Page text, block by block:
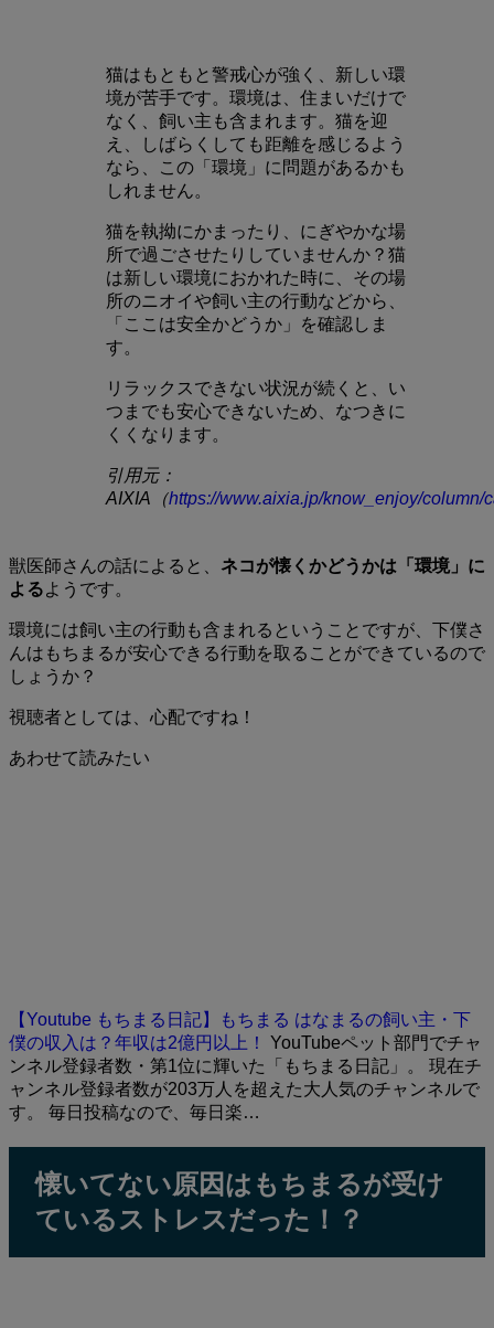
猫はもともと警戒心が強く、新しい環
境が苦手です。環境は、住まいだけで
なく、飼い主も含まれます。猫を迎
え、しばらくしても距離を感じるよう
なら、この「環境」に問題があるかも
しれません。
猫を執拗にかまったり、にぎやかな場
所で過ごさせたりしていませんか？猫
は新しい環境におかれた時に、その場
所のニオイや飼い主の行動などから、
「ここは安全かどうか」を確認しま
す。
リラックスできない状況が続くと、い
つまでも安心できないため、なつきに
くくなります。
引用元：
AIXIA（https://www.aixia.jp/know_enjoy/column/
獣医師さんの話によると、 ネコが懐くかどうかは「環境」に
よるようです。
環境には飼い主の行動も含まれるということですが、下僕さ
んはもちまるが安心できる行動を取ることができているので
しょうか？
視聴者としては、心配ですね！
あわせて読みたい
【Youtube もちまる日記】もちまる はなまるの飼い主・下
僕の収入は？年収は2億円以上！
YouTubeペット部門でチャ
ンネル登録者数・第1位に輝いた「もちまる日記」。 現在チ
ャンネル登録者数が203万人を超えた大人気のチャンネルで
す。 毎日投稿なので、毎日楽…
懐いてない原因はもちまるが受け
ているストレスだった！？